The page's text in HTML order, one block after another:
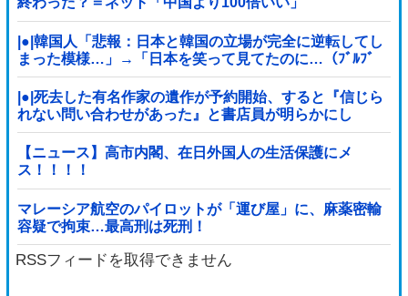
|●|韓国人「悲報：日本と韓国の立場が完全に逆転してし
まった模様…」→「日本を笑って見てたのに…（ﾌﾞﾙﾌﾞ
ﾙ」＝韓国の反応
|●|死去した有名作家の遺作が予約開始、すると『信じら
れない問い合わせがあった』と書店員が明らかにし
て……
【ニュース】高市内閣、在日外国人の生活保護にメ
ス！！！！
マレーシア航空のパイロットが「運び屋」に、麻薬密輸
容疑で拘束…最高刑は死刑！
RSSフィードを取得できません